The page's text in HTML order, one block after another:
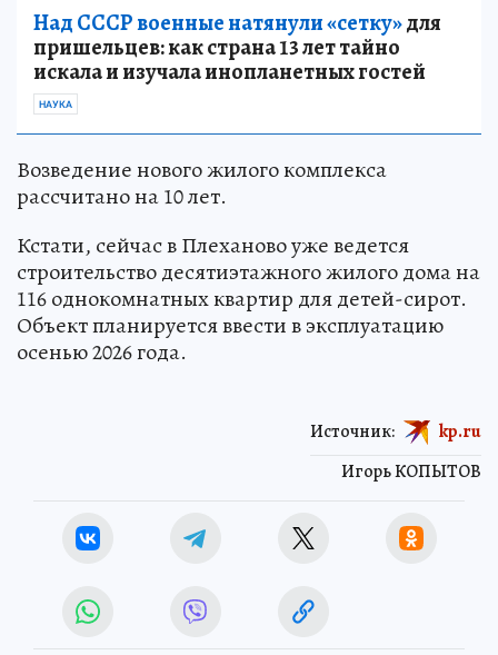
Над СССР военные натянули «сетку»для
пришельцев: как страна 13 лет тайно
искала и изучала инопланетных гостей
НАУКА
Возведение нового жилого комплекса
рассчитано на 10 лет.
Кстати, сейчас в Плеханово уже ведется
строительство десятиэтажного жилого дома на
116 однокомнатных квартир для детей-сирот.
Объект планируется ввести в эксплуатацию
осенью 2026 года.
Игорь КОПЫТОВ
Источник: kp.ru